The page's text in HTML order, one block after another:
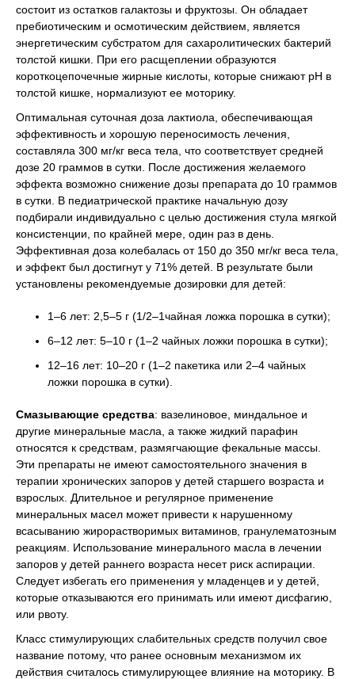
состоит из остатков галактозы и фруктозы. Он обладает
пребиотическим и осмотическим действием, является
энергетическим субстратом для сахаролитических бактерий
толстой кишки. При его расщеплении образуются
короткоцепочечные жирные кислоты, которые снижают рН в
толстой кишке, нормализуют ее моторику.
Оптимальная суточная доза лактиола, обеспечивающая
эффективность и хорошую переносимость лечения,
составляла 300 мг/кг веса тела, что соответствует средней
дозе 20 граммов в сутки. После достижения желаемого
эффекта возможно снижение дозы препарата до 10 граммов
в сутки. В педиатрической практике начальную дозу
подбирали индивидуально с целью достижения стула мягкой
консистенции, по крайней мере, один раз в день.
Эффективная доза колебалась от 150 до 350 мг/кг веса тела,
и эффект был достигнут у 71% детей. В результате были
установлены рекомендуемые дозировки для детей:
1–6 лет: 2,5–5 г (1/2–1чайная ложка порошка в сутки);
6–12 лет: 5–10 г (1–2 чайных ложки порошка в сутки);
12–16 лет: 10–20 г (1–2 пакетика или 2–4 чайных
ложки порошка в сутки).
Смазывающие средства: вазелиновое, миндальное и
другие минеральные масла, а также жидкий парафин
относятся к средствам, размягчающие фекальные массы.
Эти препараты не имеют самостоятельного значения в
терапии хронических запоров у детей старшего возраста и
взрослых. Длительное и регулярное применение
минеральных масел может привести к нарушенному
всасыванию жирорастворимых витаминов, гранулематозным
реакциям. Использование минерального масла в лечении
запоров у детей раннего возраста несет риск аспирации.
Следует избегать его применения у младенцев и у детей,
которые отказываются его принимать или имеют дисфагию,
или рвоту.
Класс стимулирующих слабительных средств получил свое
название потому, что ранее основным механизмом их
действия считалось стимулирующее влияние на моторику. В